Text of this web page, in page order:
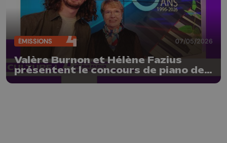
ÉMISSIONS 07/05/2026
Valère Burnon et Hélène Fazius
présentent le concours de piano de